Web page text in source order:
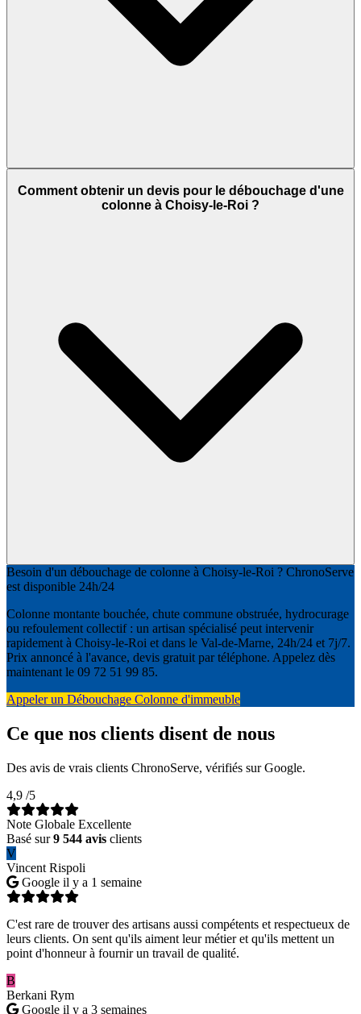
Comment obtenir un devis pour le débouchage d'une
colonne à Choisy-le-Roi ?
Besoin d'un débouchage de colonne à Choisy-le-Roi ? ChronoServe
est disponible 24h/24
Colonne montante bouchée, chute commune obstruée, hydrocurage
ou refoulement collectif : un artisan spécialisé peut intervenir
rapidement à Choisy-le-Roi et dans le Val-de-Marne, 24h/24 et 7j/7.
Prix annoncé à l'avance, devis gratuit par téléphone. Appelez dès
maintenant le 09 72 51 99 85.
Appeler un Débouchage Colonne d'immeuble
Ce que nos clients disent de nous
Des avis de vrais clients ChronoServe, vérifiés sur Google.
4,9 /5
Note Globale Excellente
Basé sur9 544 avis clients
V
Vincent Rispoli
Google il y a 1 semaine
C'est rare de trouver des artisans aussi compétents et respectueux de
leurs clients. On sent qu'ils aiment leur métier et qu'ils mettent un
point d'honneur à fournir un travail de qualité.
B
Berkani Rym
Google il y a 3 semaines